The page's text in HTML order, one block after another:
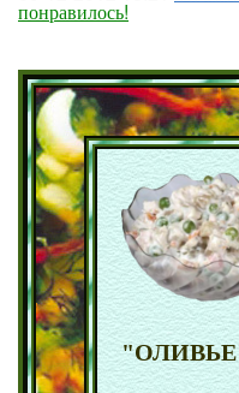
понравилось!
"ОЛИВЬЕ"